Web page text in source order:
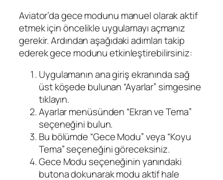
Aviator’da gece modunu manuel olarak aktif
etmek için öncelikle uygulamayı açmanız
gerekir. Ardından aşağıdaki adımları takip
ederek gece modunu etkinleştirebilirsiniz:
Uygulamanın ana giriş ekranında sağ
üst köşede bulunan “Ayarlar” simgesine
tıklayın.
Ayarlar menüsünden “Ekran ve Tema”
seçeneğini bulun.
Bu bölümde “Gece Modu” veya “Koyu
Tema” seçeneğini göreceksiniz.
Gece Modu seçeneğinin yanındaki
butona dokunarak modu aktif hale